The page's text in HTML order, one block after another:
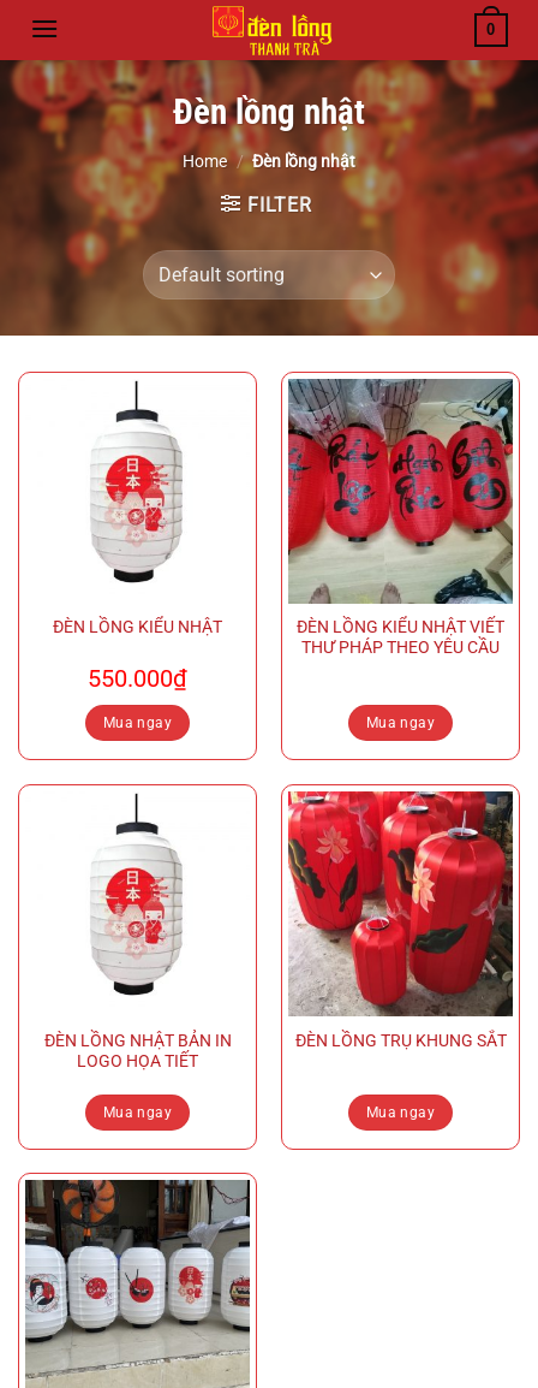
nội
dung
0
Đèn lồng nhật
Home / Đèn lồng nhật
FILTER
ĐÈN LỒNG KIỂU NHẬT
550.000₫
Mua ngay
ĐÈN LỒNG KIỂU NHẬT VIẾT
THƯ PHÁP THEO YÊU CẦU
Mua ngay
ĐÈN LỒNG NHẬT BẢN IN
LOGO HỌA TIẾT
Mua ngay
ĐÈN LỒNG TRỤ KHUNG SẮT
Mua ngay